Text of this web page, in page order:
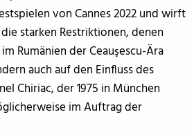
von Cannes 2022 und wirft
starken Restriktionen, denen
Rumänien der Ceauşescu-Ära
auch auf den Einfluss des
Chiriac, der 1975 in München
im Auftrag der